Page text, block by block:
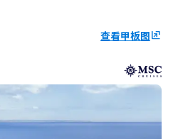
查看甲板图ungroup